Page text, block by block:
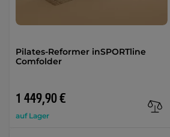
Pilates-Reformer inSPORTline
Comfolder
1 449,90 €
auf Lager